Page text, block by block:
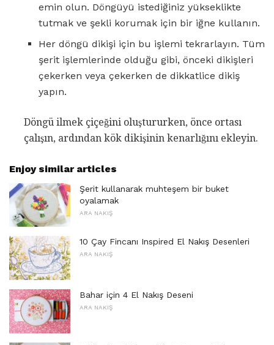
emin olun. Döngüyü istediğiniz yükseklikte
tutmak ve şekli korumak için bir iğne kullanın.
Her döngü dikişi için bu işlemi tekrarlayın. Tüm
şerit işlemlerinde olduğu gibi, önceki dikişleri
çekerken veya çekerken de dikkatlice dikiş
yapın.
Döngü ilmek çiçeğini oluştururken, önce ortası
çalışın, ardından kök dikişinin kenarlığını ekleyin.
Enjoy similar articles
Şerit kullanarak muhteşem bir buket
oyalamak
ARA NAKIŞ
10 Çay Fincanı Inspired El Nakış Desenleri
ARA NAKIŞ
Bahar için 4 El Nakış Deseni
ARA NAKIŞ